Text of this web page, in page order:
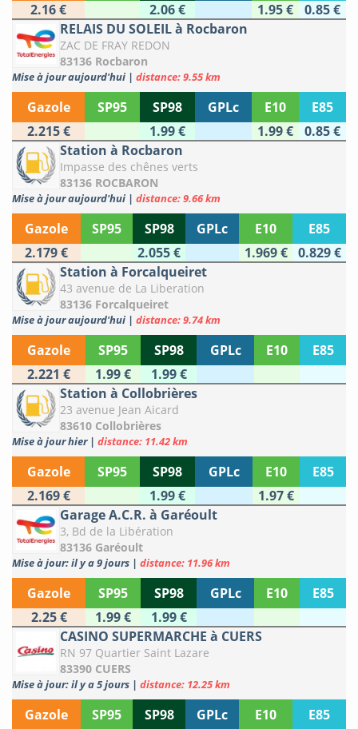
2.16 €
2.06 € 1.95 €
0.85 €
RELAIS DU SOLEIL à Rocbaron
ZAC DE FRAY REDON
83136 Rocbaron
Mise à jour aujourd'hui | distance: 9.55 km
Gazole SP95 SP98 GPLc E10
E85
2.215 €
1.99 € 1.99 €
0.85 €
Station à Rocbaron
Impasse des chênes verts
83136 ROCBARON
Mise à jour aujourd'hui | distance: 9.66 km
Gazole SP95 SP98 GPLc E10
E85
2.179 €
2.055 € 1.969 €
0.829 €
Station à Forcalqueiret
43 avenue de La Liberation
83136 Forcalqueiret
Mise à jour aujourd'hui | distance: 9.74 km
Gazole SP95 SP98 GPLc E10
E85
2.221 €
1.99 €
1.99 €
Station à Collobrières
23 avenue Jean Aicard
83610 Collobrières
Mise à jour hier | distance: 11.42 km
Gazole SP95 SP98 GPLc E10
E85
2.169 €
1.99 €
1.97 €
Garage A.C.R. à Garéoult
3, Bd de la Libération
83136 Garéoult
Mise à jour: il y a 9 jours | distance: 11.96 km
Gazole SP95 SP98 GPLc E10
E85
2.25 €
1.99 €
1.99 €
CASINO SUPERMARCHE à CUERS
RN 97 Quartier Saint Lazare
83390 CUERS
Mise à jour: il y a 5 jours | distance: 12.25 km
Gazole SP95 SP98 GPLc E10
E85